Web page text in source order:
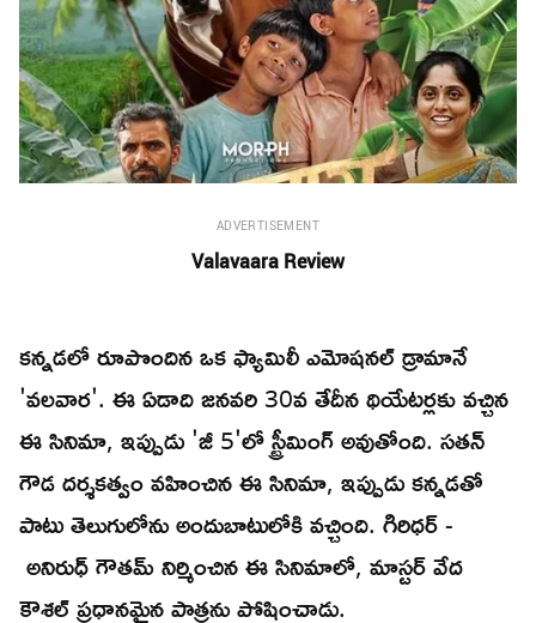
ADVERTISEMENT
Valavaara Review
కన్నడలో రూపొందిన ఒక ఫ్యామిలీ ఎమోషనల్ డ్రామానే
'వలవార'. ఈ ఏడాది జనవరి 30వ తేదీన థియేటర్లకు వచ్చిన
ఈ సినిమా, ఇప్పుడు 'జీ 5'లో స్ట్రీమింగ్ అవుతోంది. సతన్
గౌడ దర్శకత్వం వహించిన ఈ సినిమా, ఇప్పుడు కన్నడతో
పాటు తెలుగులోను అందుబాటులోకి వచ్చింది. గిరిధర్ -
అనిరుధ్ గౌతమ్ నిర్మించిన ఈ సినిమాలో, మాస్టర్ వేద
కౌశల్ ప్రధానమైన పాత్రను పోషించాడు.